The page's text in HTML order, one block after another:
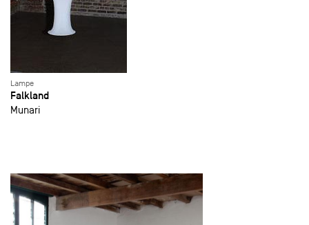
Lampe
Falkland
Munari